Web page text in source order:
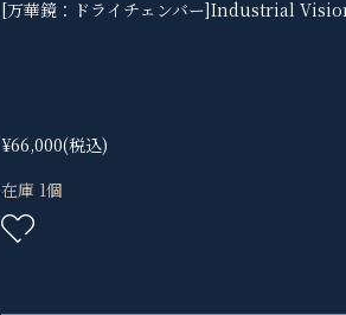
[万華鏡：ドライチェンバー]Industrial
¥66,000(税込)
在庫 1個